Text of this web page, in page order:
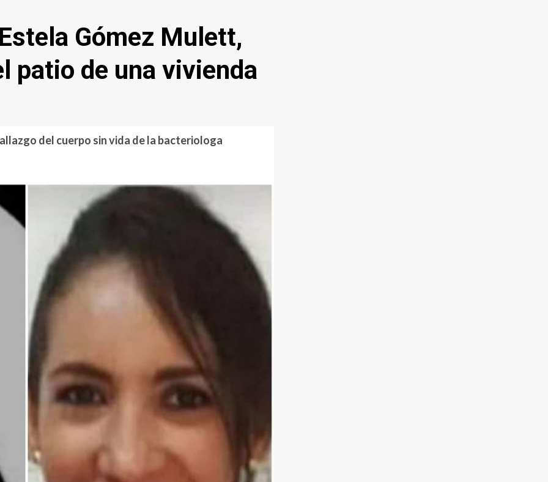
Gómez Mulett,
patio de una vivienda
del cuerpo sin vida de la bacteriologa